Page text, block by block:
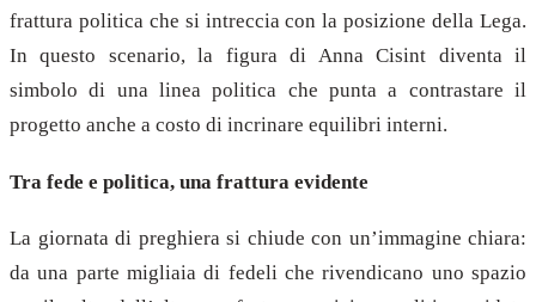
frattura politica che si intreccia con la posizione della Lega.
In questo scenario, la figura di Anna Cisint diventa il
simbolo di una linea politica che punta a contrastare il
progetto anche a costo di incrinare equilibri interni.
Tra fede e politica, una frattura evidente
La giornata di preghiera si chiude con un’immagine chiara:
da una parte migliaia di fedeli che rivendicano uno spazio